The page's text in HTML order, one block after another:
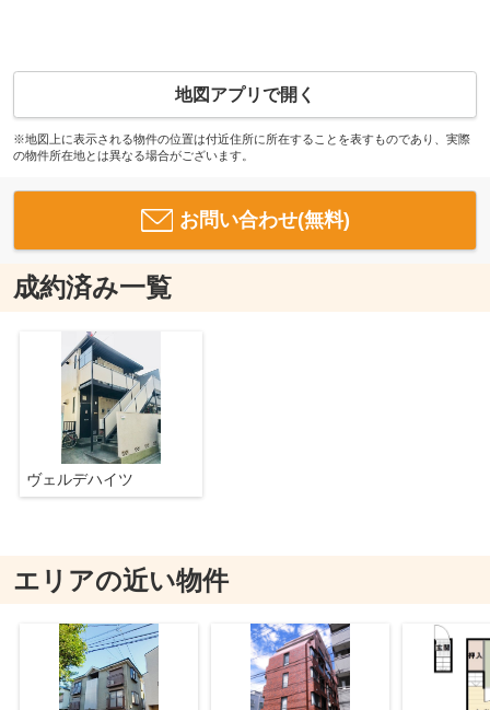
地図アプリで開く
※地図上に表示される物件の位置は付近住所に所在することを表すものであり、実際
の物件所在地とは異なる場合がございます。
お問い合わせ(無料)
成約済み一覧
ヴェルデハイツ
エリアの近い物件